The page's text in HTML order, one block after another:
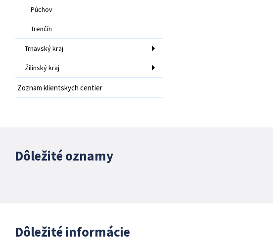
Púchov
Trenčín
Trnavský kraj
Žilinský kraj
Zoznam klientskych centier
Dôležité oznamy
Dôležité informácie